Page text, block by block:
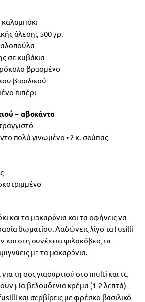
καλαμπόκι
άλεσης 500 γρ.
σε κυβάκια
βρασμένο
βασιλικού
πιπέρι
– αβοκάντο
πολύ γινωμένο • 2 κ. σούπας
και τα μακαρόνια και τα αφήνεις να
δωματίου. Λαδώνεις λίγο τα fusilli
και στη συνέχεια ψιλοκόβεις τα
με τα μακαρόνια.
για τη σος γιαουρτιού στο multi και τα
μία βελουδένια κρέμα (1-2 λεπτά).
και σερβίρεις με φρέσκο βασιλικό